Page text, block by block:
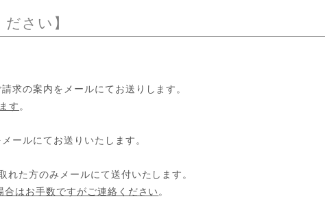
さい】
求の案内をメールにてお送りします。
す 。
ールにてお送りいたします。
れた方のみメールにて送付いたします。
はお手数ですがご連絡ください 。